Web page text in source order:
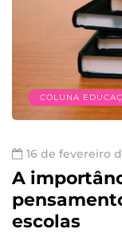
COLUNA
16 de fevereiro
A
escolas